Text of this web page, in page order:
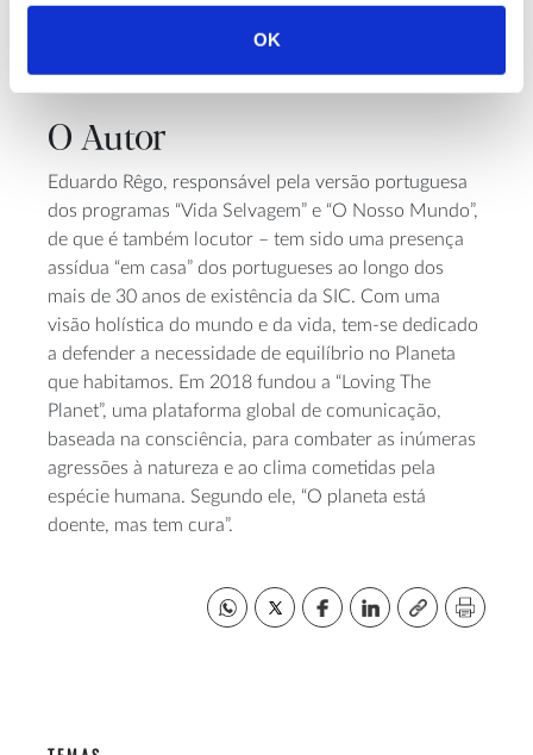
OK
O Autor
Eduardo Rêgo, responsável pela versão portuguesa
dos programas “Vida Selvagem” e “O Nosso Mundo”,
de que é também locutor – tem sido uma presença
assídua “em casa” dos portugueses ao longo dos
mais de 30 anos de existência da SIC. Com uma
visão holística do mundo e da vida, tem-se dedicado
a defender a necessidade de equilíbrio no Planeta
que habitamos. Em 2018 fundou a “Loving The
Planet”, uma plataforma global de comunicação,
baseada na consciência, para combater as inúmeras
agressões à natureza e ao clima cometidas pela
espécie humana. Segundo ele, “O planeta está
doente, mas tem cura”.